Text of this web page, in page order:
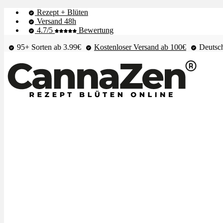
Rezept + Blüten
Versand 48h
4.7/5
Bewertung
95+ Sorten ab 3.99€
Kostenloser Versand ab 100€